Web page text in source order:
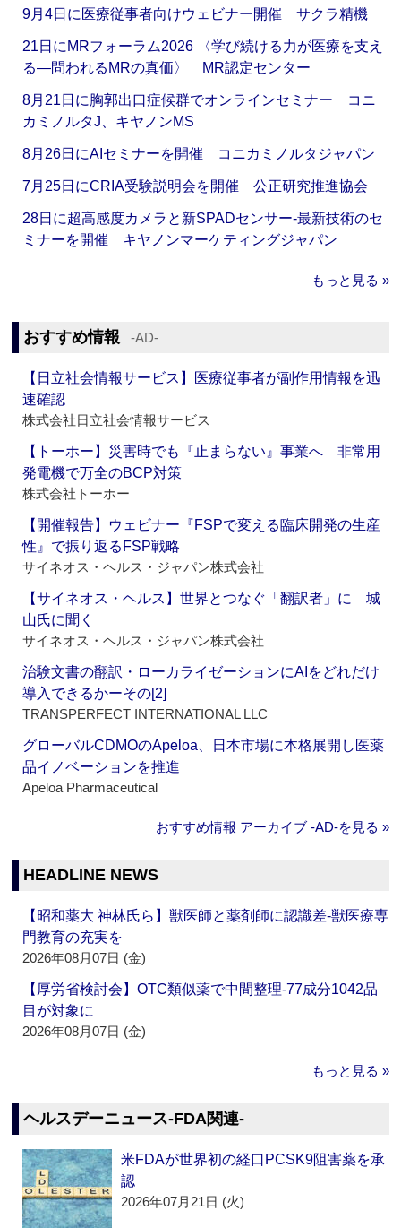
9月4日に医療従事者向けウェビナー開催 サクラ精機
21日にMRフォーラム2026 〈学び続ける力が医療を支え
る―問われるMRの真価〉 MR認定センター
8月21日に胸郭出口症候群でオンラインセミナー コニ
カミノルタJ、キヤノンMS
8月26日にAIセミナーを開催 コニカミノルタジャパン
7月25日にCRIA受験説明会を開催 公正研究推進協会
28日に超高感度カメラと新SPADセンサー‐最新技術のセ
ミナーを開催 キヤノンマーケティングジャパン
もっと見る »
おすすめ情報 ‐AD‐
【日立社会情報サービス】医療従事者が副作用情報を迅
速確認
株式会社日立社会情報サービス
【トーホー】災害時でも『止まらない』事業へ 非常用
発電機で万全のBCP対策
株式会社トーホー
【開催報告】ウェビナー『FSPで変える臨床開発の生産
性』で振り返るFSP戦略
サイネオス・ヘルス・ジャパン株式会社
【サイネオス・ヘルス】世界とつなぐ「翻訳者」に 城
山氏に聞く
サイネオス・ヘルス・ジャパン株式会社
治験文書の翻訳・ローカライゼーションにAIをどれだけ
導入できるかーその[2]
TRANSPERFECT INTERNATIONAL LLC
グローバルCDMOのApeloa、日本市場に本格展開し医薬
品イノベーションを推進
Apeloa Pharmaceutical
おすすめ情報 アーカイブ ‐AD‐を見る »
HEADLINE NEWS
【昭和薬大 神林氏ら】獣医師と薬剤師に認識差‐獣医療専
門教育の充実を
2026年08月07日 (金)
【厚労省検討会】OTC類似薬で中間整理‐77成分1042品
目が対象に
2026年08月07日 (金)
もっと見る »
ヘルスデーニュース‐FDA関連‐
米FDAが世界初の経口PCSK9阻害薬を承
認
2026年07月21日 (火)